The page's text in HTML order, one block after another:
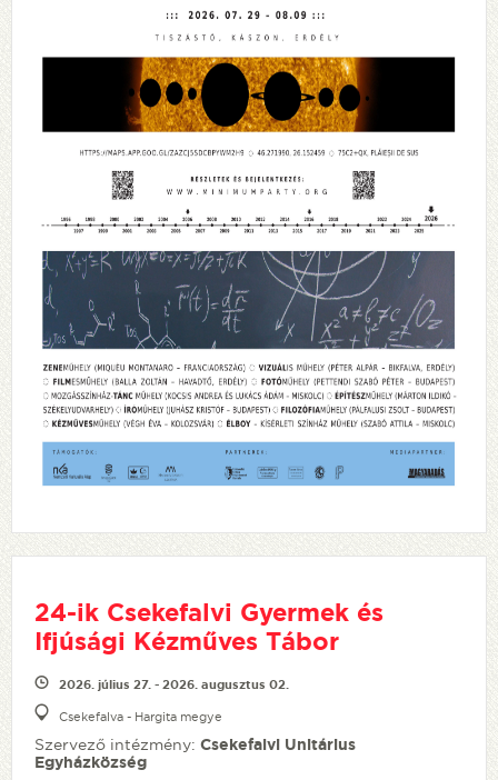
24-ik Csekefalvi Gyermek és
Ifjúsági Kézműves Tábor
2026. július 27. - 2026. augusztus 02.
Csekefalva - Hargita megye
Szervező intézmény: Csekefalvi Unitárius
Egyházközség